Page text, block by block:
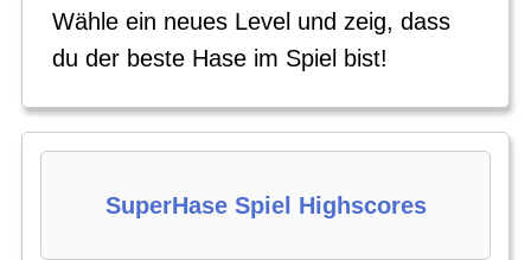
Wähle ein neues Level und zeig, dass
du der beste Hase im Spiel bist!
SuperHase Spiel Highscores